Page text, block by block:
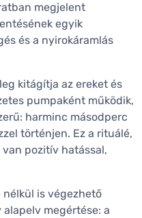
megjelent
egyik
és a nyirokáramlás
kitágítja az ereket és
pumpaként működik,
harminc másodperc
történjen. Ez a rituálé,
pozitív hatással,
nélkül is végezhető
megértése: a